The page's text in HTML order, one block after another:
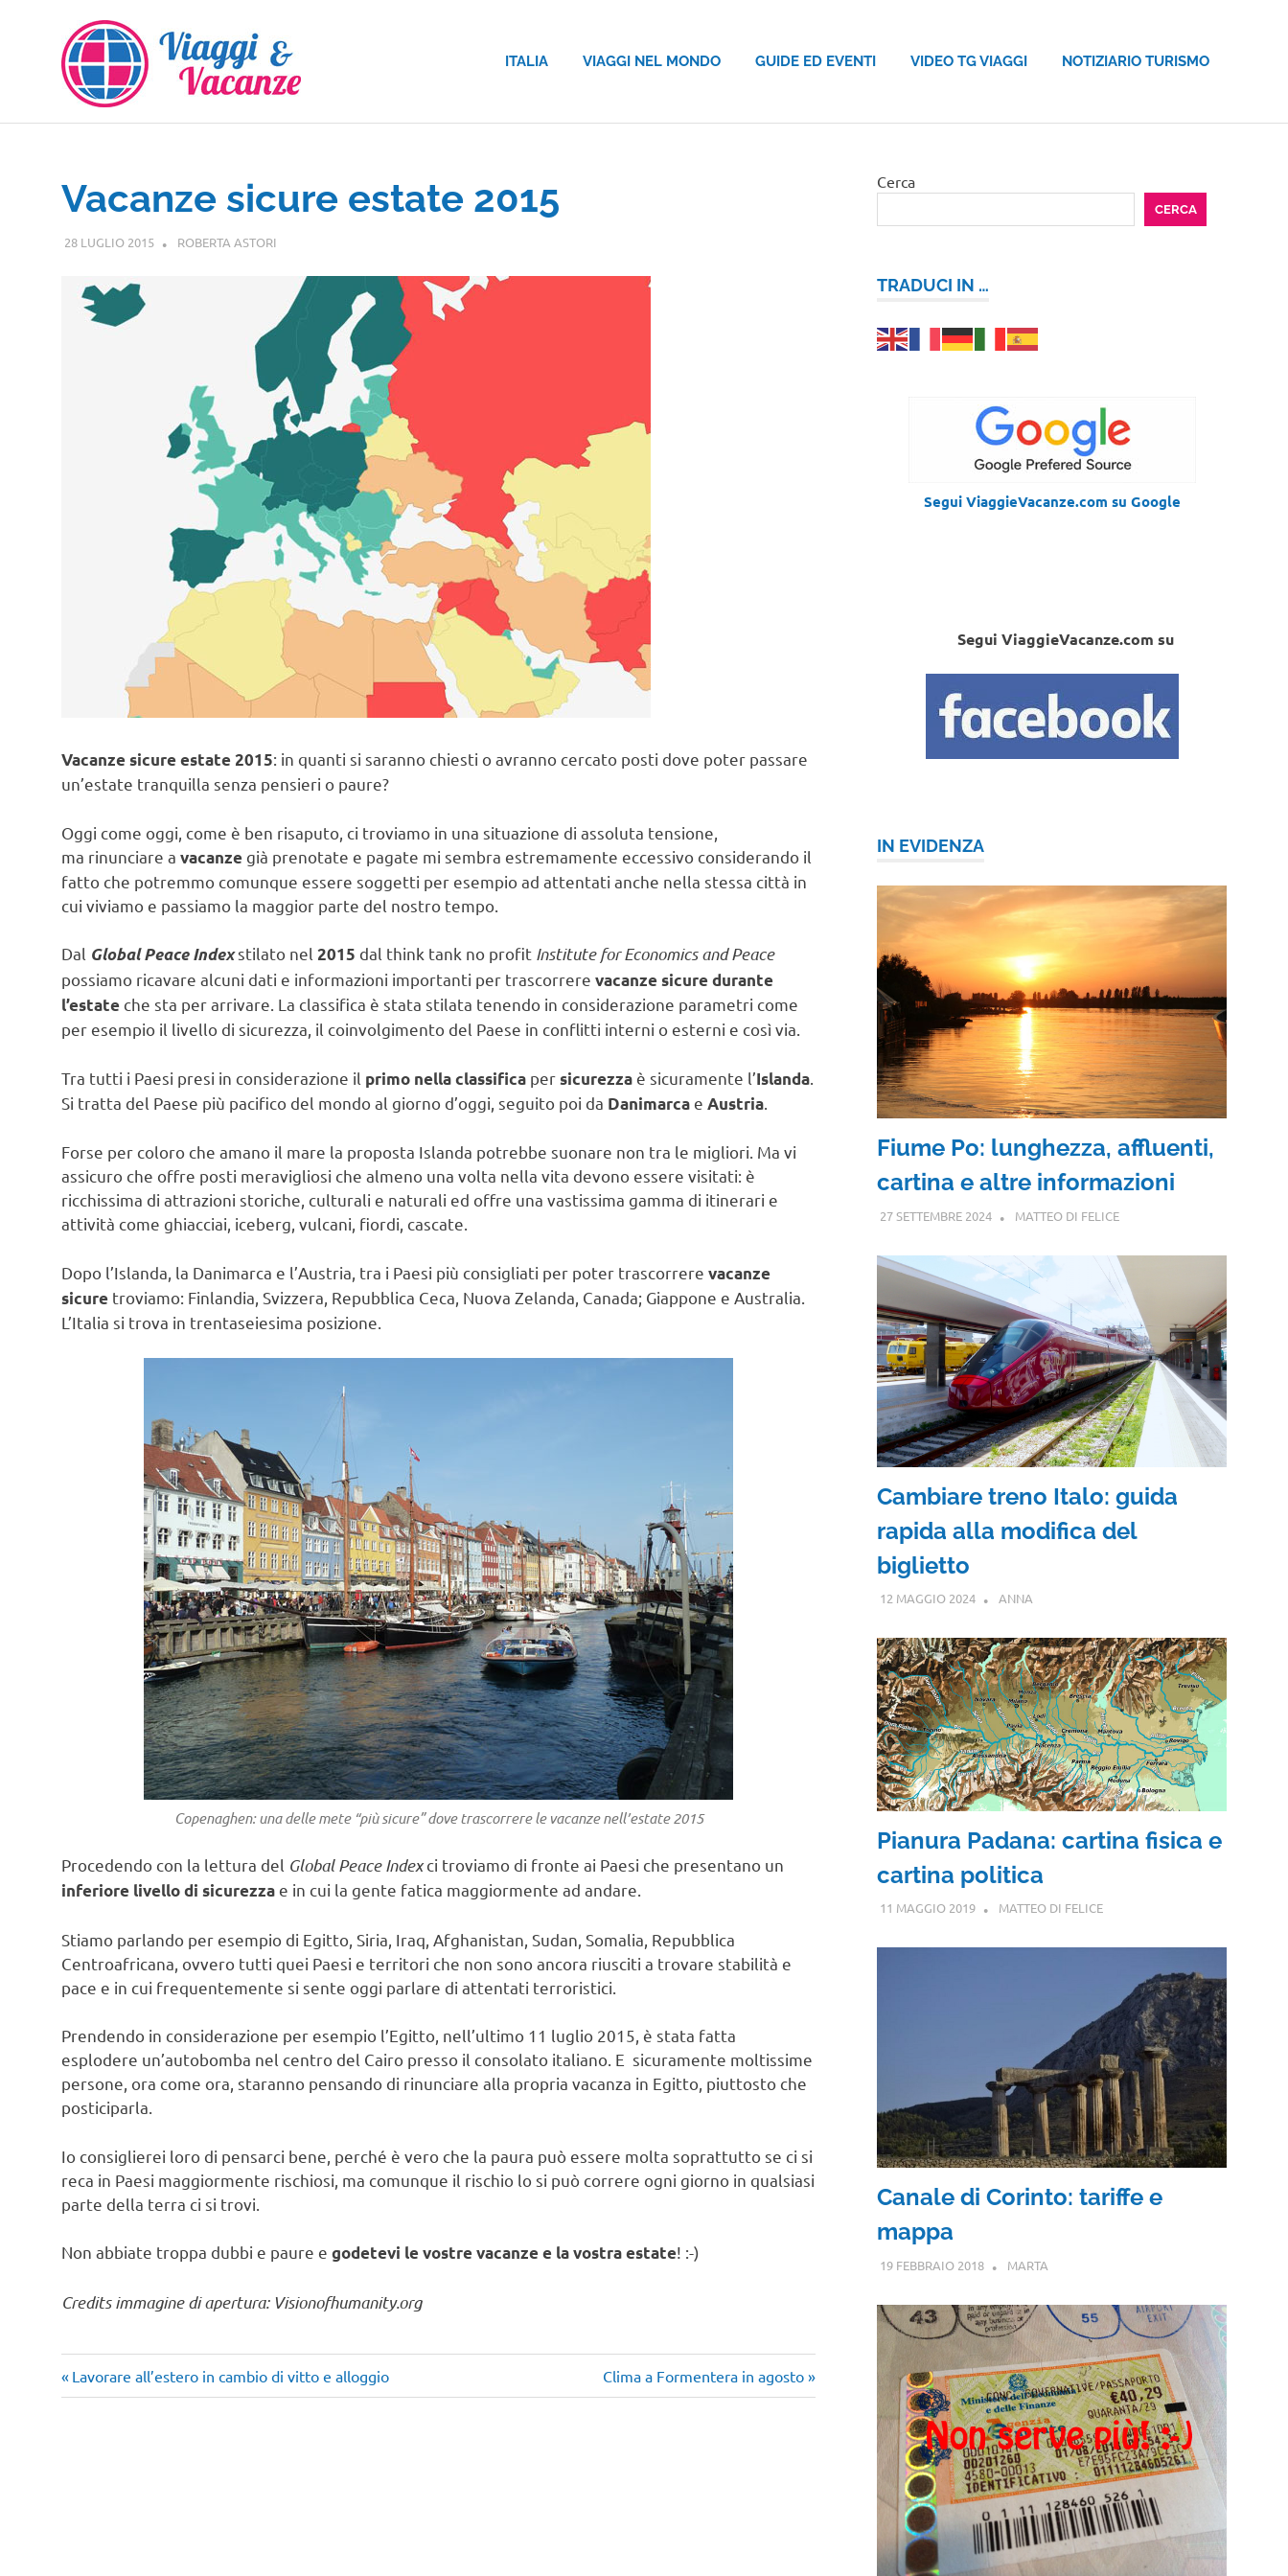
contenuto
ITALIA VIAGGI NEL MONDO GUIDE ED EVENTI VIDEO TG VIAGGI NOTIZIARIO TURISMO
Vacanze sicure estate 2015
28 LUGLIO 2015 ROBERTA ASTORI
Vacanze sicure estate 2015: in quanti si saranno chiesti o avranno cercato posti dove poter passare
un’estate tranquilla senza pensieri o paure?
Oggi come oggi, come è ben risaputo, ci troviamo in una situazione di assoluta tensione,
ma rinunciare a vacanze già prenotate e pagate mi sembra estremamente eccessivo considerando il
fatto che potremmo comunque essere soggetti per esempio ad attentati anche nella stessa città in
cui viviamo e passiamo la maggior parte del nostro tempo.
Dal Global Peace Indexstilato nel 2015 dal think tank no profit Institute for Economics and Peace
possiamo ricavare alcuni dati e informazioni importanti per trascorrere vacanze sicure durante
l’estate che sta per arrivare. La classifica è stata stilata tenendo in considerazione parametri come
per esempio il livello di sicurezza, il coinvolgimento del Paese in conflitti interni o esterni e così via.
Tra tutti i Paesi presi in considerazione il primo nella classifica persicurezza è sicuramente l’Islanda
Si tratta del Paese più pacifico del mondo al giorno d’oggi, seguito poi da Danimarca e Austria
Forse per coloro che amano il mare la proposta Islanda potrebbe suonare non tra le migliori. Ma vi
assicuro che offre posti meravigliosi che almeno una volta nella vita devono essere visitati: è
ricchissima di attrazioni storiche, culturali e naturali ed offre una vastissima gamma di itinerari e
attività come ghiacciai, iceberg, vulcani, fiordi, cascate.
Dopo l’Islanda, la Danimarca e l’Austria, tra i Paesi più consigliati per poter trascorrere vacanze
sicure troviamo: Finlandia, Svizzera, Repubblica Ceca, Nuova Zelanda, Canada; Giappone e Australia.
L’Italia si trova in trentaseiesima posizione.
Copenaghen: una delle mete “più sicure” dove trascorrere le vacanze nell’estate 2015
Procedendo con la lettura del Global Peace Indexci troviamo di fronte ai Paesi che presentano un
inferiore livello di sicurezza e in cui la gente fatica maggiormente ad andare.
Stiamo parlando per esempio di Egitto, Siria, Iraq, Afghanistan, Sudan, Somalia, Repubblica
Centroafricana, ovvero tutti quei Paesi e territori che non sono ancora riusciti a trovare stabilità e
pace e in cui frequentemente si sente oggi parlare di attentati terroristici.
Prendendo in considerazione per esempio l’Egitto, nell’ultimo 11 luglio 2015, è stata fatta
esplodere un’autobomba nel centro del Cairo presso il consolato italiano. E sicuramente moltissime
persone, ora come ora, staranno pensando di rinunciare alla propria vacanza in Egitto, piuttosto che
posticiparla.
Io consiglierei loro di pensarci bene, perché è vero che la paura può essere molta soprattutto se ci si
reca in Paesi maggiormente rischiosi, ma comunque il rischio lo si può correre ogni giorno in qualsiasi
parte della terra ci si trovi.
Non abbiate troppa dubbi e paure e godetevi le vostre vacanze e la vostra estate! :-)
Credits immagine di apertura: Visionofhumanity.org
Navigazione
Articolo
precedente:
Lavorare all’estero in cambio di vitto e alloggio
Articolo
successivo:
Clima a Formentera in agosto
Cerca
CERCA
TRADUCI IN …
Segui ViaggieVacanze.com su Google
Segui ViaggieVacanze.com su
IN EVIDENZA
Fiume Po: lunghezza, affluenti,
cartina e altre informazioni
27 SETTEMBRE 2024 MATTEO DI FELICE
Cambiare treno Italo: guida
rapida alla modifica del
biglietto
12 MAGGIO 2024 ANNA
Pianura Padana: cartina fisica e
cartina politica
11 MAGGIO 2019 MATTEO DI FELICE
Canale di Corinto: tariffe e
mappa
19 FEBBRAIO 2018 MARTA